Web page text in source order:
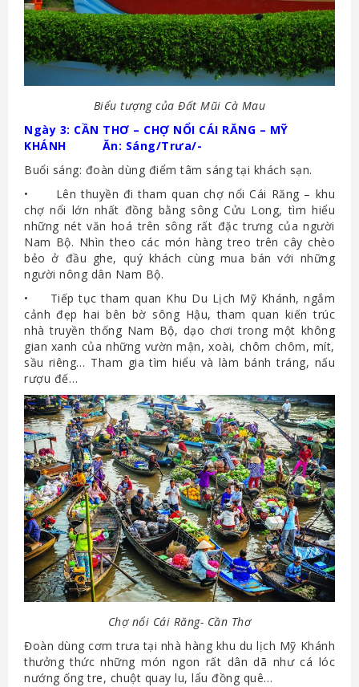
Biểu tượng của Đất Mũi Cà Mau
Ngày 3: CẦN THƠ – CHỢ NỔI CÁI RĂNG – MỸ
KHÁNH Ăn: Sáng/Trưa/-
Buổi sáng: đoàn dùng điểm tâm sáng tại khách sạn.
• Lên thuyền đi tham quan chợ nổi Cái Răng – khu
chợ nổi lớn nhất đồng bằng sông Cửu Long, tìm hiểu
những nét văn hoá trên sông rất đặc trưng của người
Nam Bộ. Nhìn theo các món hàng treo trên cây chèo
bẻo ở đầu ghe, quý khách cùng mua bán với những
người nông dân Nam Bộ.
• Tiếp tục tham quan Khu Du Lịch Mỹ Khánh, ngắm
cảnh đẹp hai bên bờ sông Hậu, tham quan kiến trúc
nhà truyền thống Nam Bộ, dạo chơi trong một không
gian xanh của những vườn mận, xoài, chôm chôm, mít,
sầu riêng… Tham gia tìm hiểu và làm bánh tráng, nấu
rượu đế…
Chợ nổi Cái Răng- Cần Thơ
Đoàn dùng cơm trưa tại nhà hàng khu du lịch Mỹ Khánh
thưởng thức những món ngon rất dân dã như cá lóc
nướng ống tre, chuột quay lu, lẩu đồng quê…